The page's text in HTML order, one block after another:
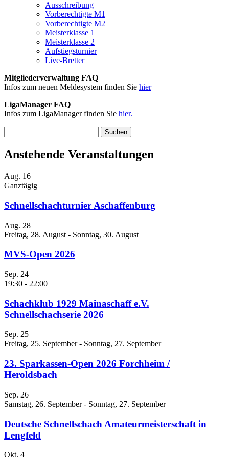
Ausschreibung
Vorberechtigte M1
Vorberechtigte M2
Meisterklasse 1
Meisterklasse 2
Aufstiegsturnier
Live-Bretter
Mitgliederverwaltung FAQ
Infos zum neuen Meldesystem finden Sie hier
LigaManager FAQ
Infos zum LigaManager finden Sie hier.
nach:
Anstehende Veranstaltungen
Aug. 16
Ganztägig
Schnellschachturnier Aschaffenburg
Aug. 28
Freitag, 28. August - Sonntag, 30. August
MVS-Open 2026
Sep. 24
19:30 - 22:00
Schachklub 1929 Mainaschaff e.V.
Schnellschachserie 2026
Sep. 25
Freitag, 25. September- Sonntag, 27. September
23. Sparkassen-Open 2026 Forchheim /
Heroldsbach
Sep. 26
Samstag, 26. September- Sonntag, 27. September
Deutsche Schnellschach Amateurmeisterschaft in
Lengfeld
Okt. 4